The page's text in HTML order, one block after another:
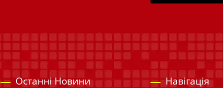
Останні Новини Навігація